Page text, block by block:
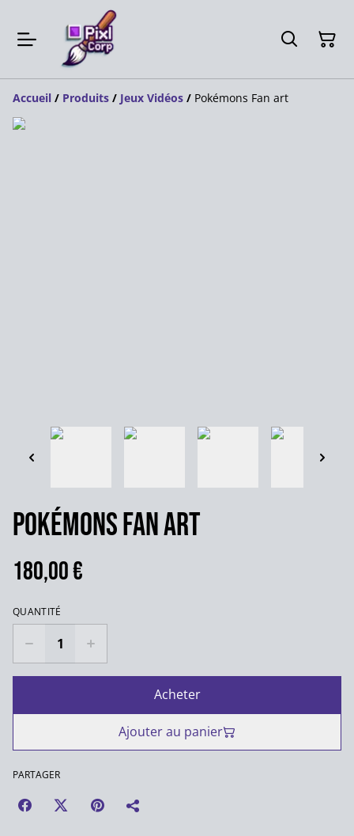
Accueil / Produits / Jeux Vidéos / Pokémons Fan art
Pokémons Fan art
180,00 €
QUANTITÉ
Acheter
Ajouter au panier
PARTAGER